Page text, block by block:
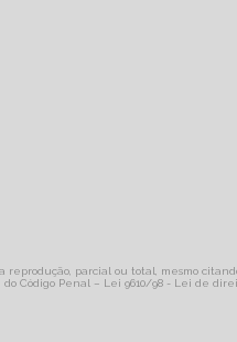
reprodução, parcial ou total, mesmo
do Código Penal – Lei 9610/98 - Lei de